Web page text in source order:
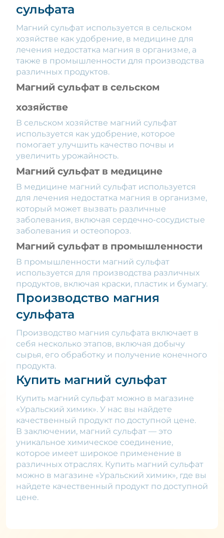
сульфата
Магний сульфат используется в сельском
хозяйстве как удобрение, в медицине для
лечения недостатка магния в организме, а
также в промышленности для производства
различных продуктов.
Магний сульфат в сельском
хозяйстве
В сельском хозяйстве магний сульфат
используется как удобрение, которое
помогает улучшить качество почвы и
увеличить урожайность.
Магний сульфат в медицине
В медицине магний сульфат используется
для лечения недостатка магния в организме,
который может вызвать различные
заболевания, включая сердечно-сосудистые
заболевания и остеопороз.
Магний сульфат в промышленности
В промышленности магний сульфат
используется для производства различных
продуктов, включая краски, пластик и бумагу.
Производство магния
сульфата
Производство магния сульфата включает в
себя несколько этапов, включая добычу
сырья, его обработку и получение конечного
продукта.
Купить магний сульфат
Купить магний сульфат можно в магазине
«Уральский химик». У нас вы найдете
качественный продукт по доступной цене.
В заключении, магний сульфат — это
уникальное химическое соединение,
которое имеет широкое применение в
различных отраслях. Купить магний сульфат
можно в магазине «Уральский химик», где вы
найдете качественный продукт по доступной
цене.